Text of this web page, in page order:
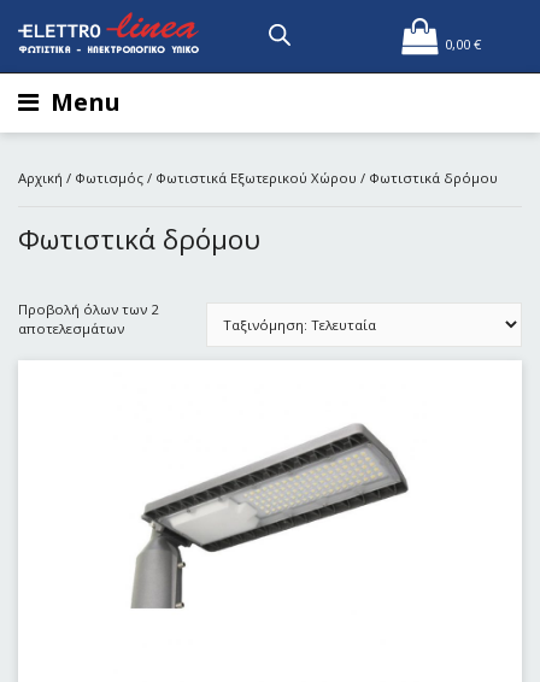
0,00 €
Menu
Αρχική / Φωτισμός / Φωτιστικά Εξωτερικού Χώρου / Φωτιστικά δρόμου
Φωτιστικά δρόμου
Προβολή όλων των 2
αποτελεσμάτων